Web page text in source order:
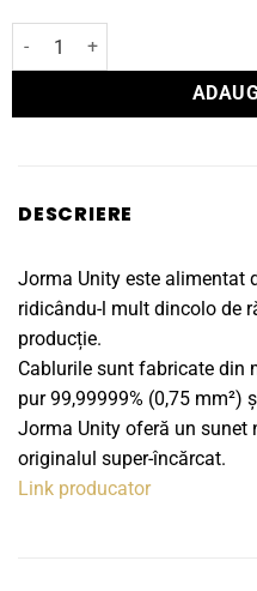
Cantitate Cablu XLR Jorma
DESCRIERE
Jorma Unity este alimentat
ridicându-l mult dincolo de
producție.
Cablurile sunt fabricate din
pur 99,99999% (0,75 mm²)
Jorma Unity oferă un sunet
originalul super-încărcat.
Link producator